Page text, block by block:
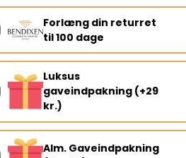
Forlæng din returret
til 100 dage
Luksus
gaveindpakning (+29
kr.)
Alm. Gaveindpakning